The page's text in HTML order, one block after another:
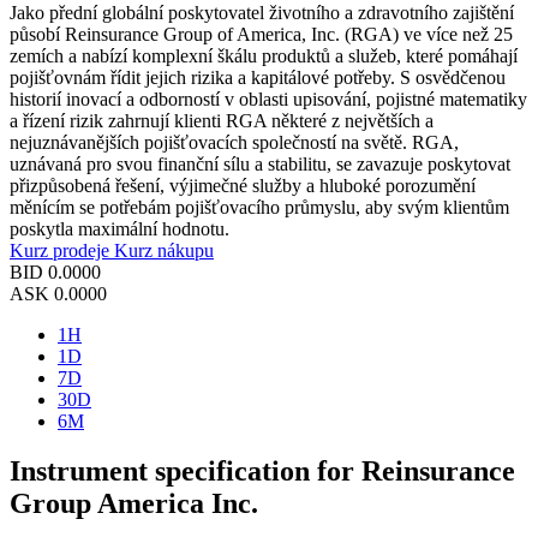
Jako přední globální poskytovatel životního a zdravotního zajištění
působí Reinsurance Group of America, Inc. (RGA) ve více než 25
zemích a nabízí komplexní škálu produktů a služeb, které pomáhají
pojišťovnám řídit jejich rizika a kapitálové potřeby. S osvědčenou
historií inovací a odborností v oblasti upisování, pojistné matematiky
a řízení rizik zahrnují klienti RGA některé z největších a
nejuznávanějších pojišťovacích společností na světě. RGA,
uznávaná pro svou finanční sílu a stabilitu, se zavazuje poskytovat
přizpůsobená řešení, výjimečné služby a hluboké porozumění
měnícím se potřebám pojišťovacího průmyslu, aby svým klientům
poskytla maximální hodnotu.
Kurz prodeje Kurz nákupu
BID 0.0000
ASK 0.0000
1H
1D
7D
30D
6M
Instrument specification for Reinsurance
Group America Inc.